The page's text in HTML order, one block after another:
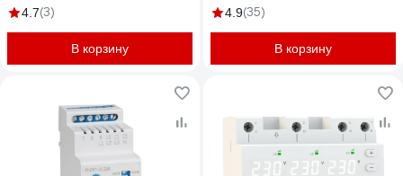
4.7(3)
В корзину
переключателем
4.9(35)
В корзину